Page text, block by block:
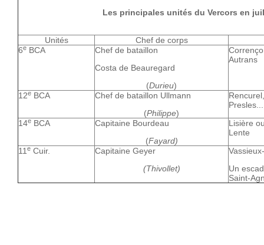
Les principales unités du Vercors en
Unités
Chef de corps
6e BCA
Chef de bataillon
Costa de Beauregard
(Durieu)
Autrans
12e BCA
Chef de bataillon Ullmann
(Philippe)
Presles...
14e BCA
Capitaine Bourdeau
(Fayard)
Lisière
Lente
11 e Cuir.
Capitaine Geyer
(Thivollet)
Un
Saint-